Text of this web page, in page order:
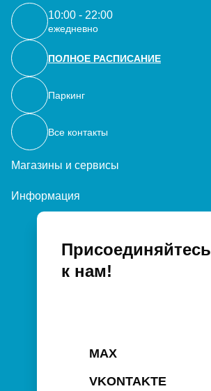
10:00 - 22:00
ежедневно
ПОЛНОЕ РАСПИСАНИЕ
Паркинг
Все контакты
Магазины и сервисы
Информация
Присоединяйтесь
к нам!
MAX
VKONTAKTE